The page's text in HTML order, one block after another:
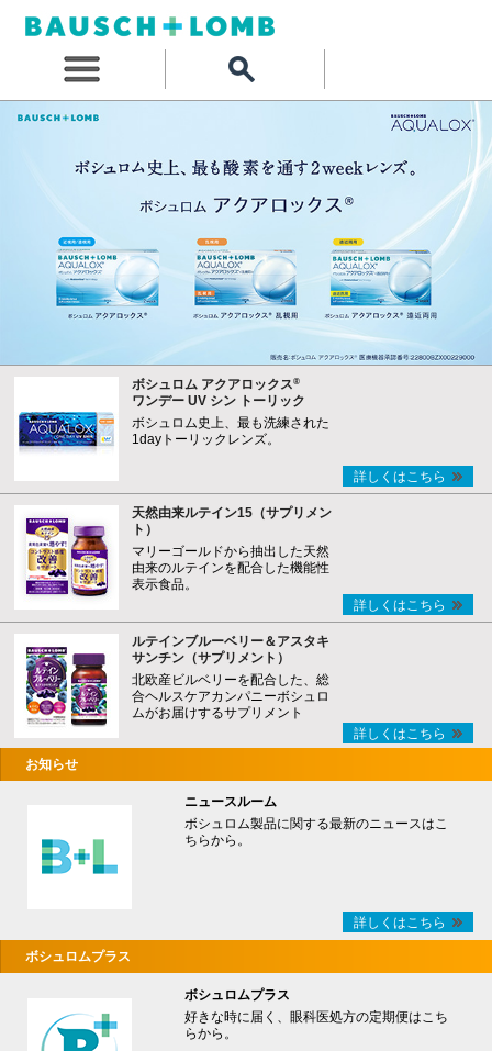
ボシュロム アクアロックス®
ワンデー UV シン トーリック
ボシュロム史上、最も洗練された
1dayトーリックレンズ。
詳しくはこちら
天然由来ルテイン15（サプリメン
ト）
マリーゴールドから抽出した天然
由来のルテインを配合した機能性
表示食品。
詳しくはこちら
ルテインブルーベリー＆アスタキ
サンチン（サプリメント）
北欧産ビルベリーを配合した、総
合ヘルスケアカンパニーボシュロ
ムがお届けするサプリメント
詳しくはこちら
お知らせ
ニュースルーム
ボシュロム製品に関する最新のニュースはこ
ちらから。
詳しくはこちら
ボシュロムプラス
ボシュロムプラス
好きな時に届く、眼科医処方の定期便はこち
らから。